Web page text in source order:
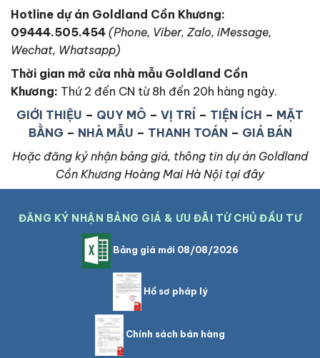
Hotline dự án Goldland Cồn Khương:
09444.505.454 (Phone, Viber, Zalo, iMessage,
Wechat, Whatsapp)
Thời gian mở cửa nhà mẫu Goldland Cồn
Khương: Thứ 2 đến CN từ 8h đến 20h hàng ngày.
GIỚI THIỆU – QUY MÔ – VỊ TRÍ – TIỆN ÍCH – MẶT
BẰNG – NHÀ MẪU – THANH TOÁN – GIÁ BÁN
Hoặc đăng ký nhận bảng giá, thông tin dự án Goldland
Cồn Khương Hoàng Mai Hà Nội tại đây
ĐĂNG KÝ NHẬN BẢNG GIÁ & ƯU ĐÃI TỪ CHỦ ĐẦU TƯ
Bảng giá mới 08/08/2026
Hồ sơ pháp lý
Chính sách bán hàng